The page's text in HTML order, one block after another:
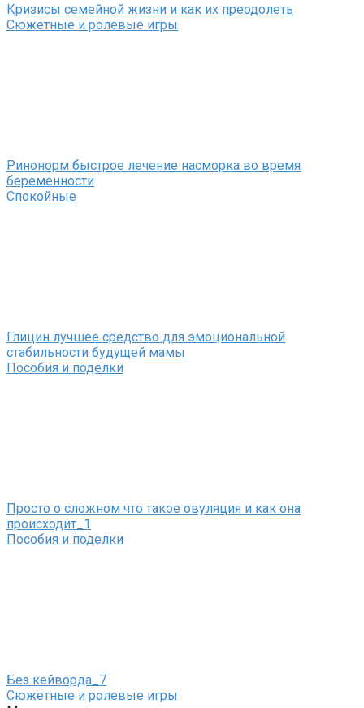
Кризисы семейной жизни и как их преодолеть
Сюжетные и ролевые игры
Ринонорм быстрое лечение насморка во время
беременности
Спокойные
Глицин лучшее средство для эмоциональной
стабильности будущей мамы
Пособия и поделки
Просто о сложном что такое овуляция и как она
происходит_1
Пособия и поделки
Без кейворда_7
Сюжетные и ролевые игры